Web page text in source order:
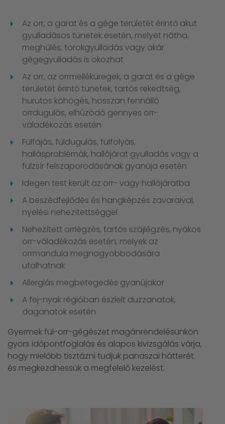
Az orr, a garat és a gége területét érintő akut
gyulladásos tünetek esetén, melyet nátha,
meghűlés, torokgyulladás vagy akár
gégegyulladás is okozhat
Az orr, az orrmelléküregek, a garat és a gége
területét érintő tünetek, tartós rekedtség,
hurutos köhögés, hosszan fennálló
orrdugulás, elhúzódó gennyes orr-
váladékozás esetén
Fülfájás, füldugulás, fülfolyás,
hallásproblémák, hallójárat gyulladás vagy a
fülzsír felszaporodásának gyanúja esetén
Idegen test került az orr- vagy hallójáratba
A beszédfejlődés és hangképzés zavaraival,
nyelési nehezítettséggel
Nehezített orrlégzés, tartós szájlégzés, nyákos
orr-váladékozás esetén, melyek az
orrmandula megnagyobbodására
utalhatnak
Allergiás megbetegedés gyanújakor
A fej-nyak régióban észlelt duzzanatok,
daganatok esetén
Gyermek fül-orr-gégészet magánrendelésünkön
gyors időpontfoglalás és alapos kivizsgálás várja,
hogy mielőbb tisztázni tudjuk panaszai hátterét
és megkezdhessük a megfelelő kezelést.